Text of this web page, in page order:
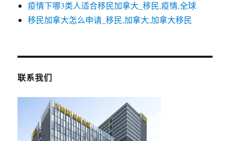
疫情下哪3类人适合移民加拿大_移民,疫情,全球
移民加拿大怎么申请_移民,加拿大,加拿大移民
联系我们